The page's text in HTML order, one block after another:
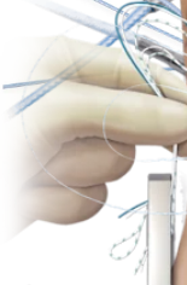
Hand & Handgelenk
FiberWire ® und
Produkt
Fuß & Sprunggelenk